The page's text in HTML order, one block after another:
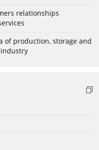
relationships
of production, storage and